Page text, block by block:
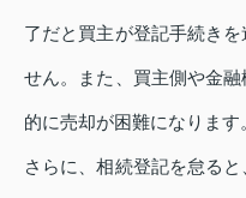
了だと買主が登記手続き
せん。また、買主側や金
的に売却が困難になります
さらに、相続登記を怠る